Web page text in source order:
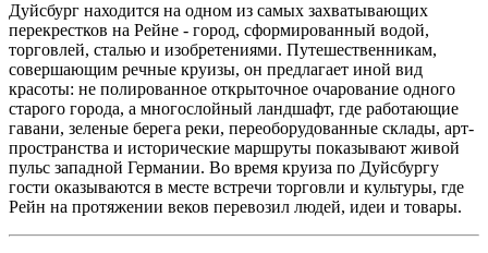
Дуйсбург находится на одном из самых захватывающих
перекрестков на Рейне - город, сформированный водой,
торговлей, сталью и изобретениями. Путешественникам,
совершающим речные круизы, он предлагает иной вид
красоты: не полированное открыточное очарование одного
старого города, а многослойный ландшафт, где работающие
гавани, зеленые берега реки, переоборудованные склады, арт-
пространства и исторические маршруты показывают живой
пульс западной Германии. Во время круиза по Дуйсбургу
гости оказываются в месте встречи торговли и культуры, где
Рейн на протяжении веков перевозил людей, идеи и товары.